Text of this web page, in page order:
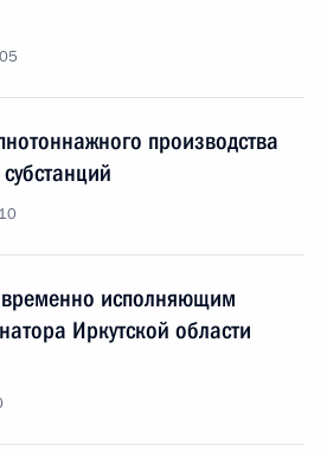
производства
временно исполняющим
Иркутской области